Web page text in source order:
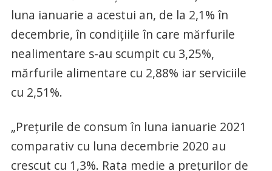
luna ianuarie a acestui an, de la 2,1% în
decembrie, în condiţiile în care mărfurile
nealimentare s-au scumpit cu 3,25%,
mărfurile alimentare cu 2,88% iar serviciile
cu 2,51%.
„Preţurile de consum în luna ianuarie 2021
comparativ cu luna decembrie 2020 au
crescut cu 1,3%. Rata medie a preţurilor de